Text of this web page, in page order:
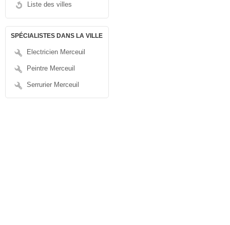
Liste des villes
SPÉCIALISTES DANS LA VILLE
Electricien Merceuil
Peintre Merceuil
Serrurier Merceuil